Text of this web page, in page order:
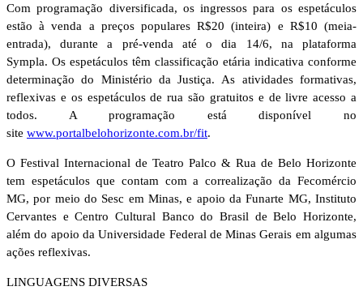
Com programação diversificada, os ingressos para os espetáculos
estão à venda a preços populares R$20 (inteira) e R$10 (meia-
entrada), durante a pré-venda até o dia 14/6, na plataforma
Sympla. Os espetáculos têm classificação etária indicativa conforme
determinação do Ministério da Justiça. As atividades formativas,
reflexivas e os espetáculos de rua são gratuitos e de livre acesso a
todos. A programação está disponível no
site www.portalbelohorizonte.com.br/fit.
O Festival Internacional de Teatro Palco & Rua de Belo Horizonte
tem espetáculos que contam com a correalização da Fecomércio
MG, por meio do Sesc em Minas, e apoio da Funarte MG, Instituto
Cervantes e Centro Cultural Banco do Brasil de Belo Horizonte,
além do apoio da Universidade Federal de Minas Gerais em algumas
ações reflexivas.
LINGUAGENS DIVERSAS